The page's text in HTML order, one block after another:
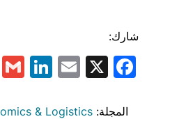
شارك:
Facebook
X
Email
المجلة: & Logistics